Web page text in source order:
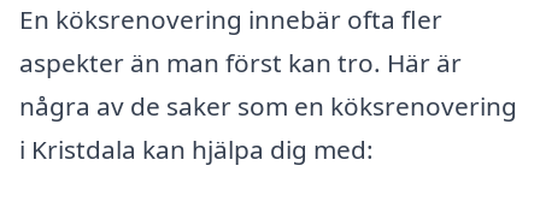
En köksrenovering innebär ofta fler
aspekter än man först kan tro. Här är
några av de saker som en köksrenovering
i Kristdala kan hjälpa dig med: